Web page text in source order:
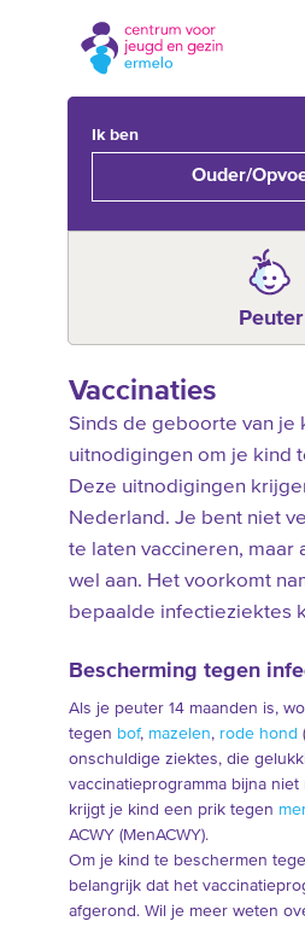
Ik ben
Ouder/
Peuter
Vaccinaties
Sinds de geboorte van je
uitnodigingen om je kind
Deze uitnodigingen
Nederland. Je bent niet
te laten vaccineren, maar
wel aan. Het voorkomt
bepaalde infectieziektes
Bescherming tegen
Als je peuter 14 maanden is,
tegen bof, mazelen, rode hond
onschuldige ziektes, die
vaccinatieprogramma bijna
krijgt je kind een prik tegen
ACWY (MenACWY).
Om je kind te beschermen
belangrijk dat het
afgerond. Wil je meer weten